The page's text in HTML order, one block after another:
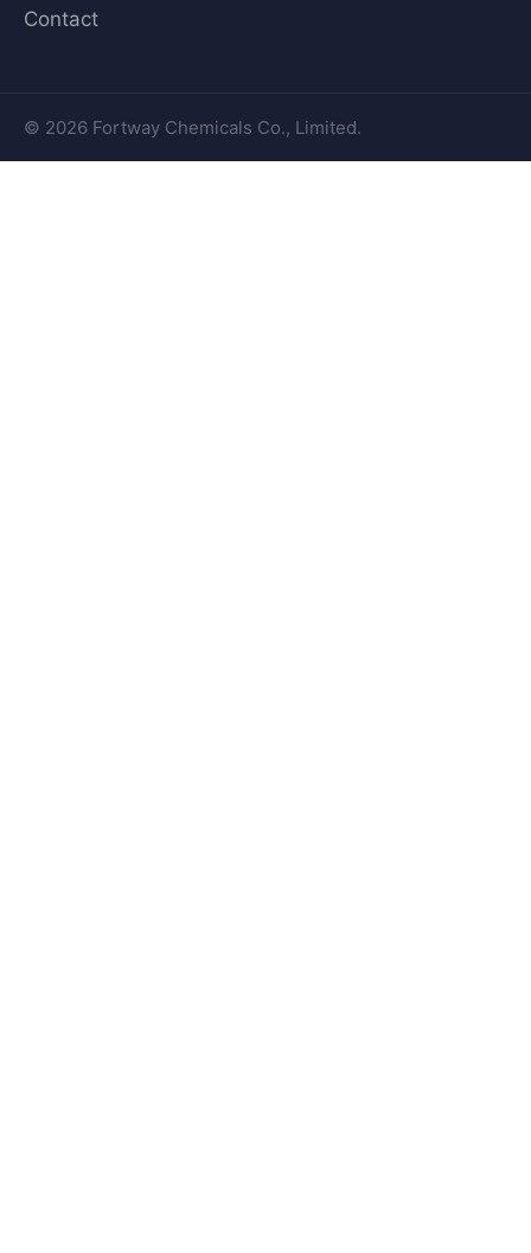
Contact
© 2026 Fortway Chemicals Co., Limited.